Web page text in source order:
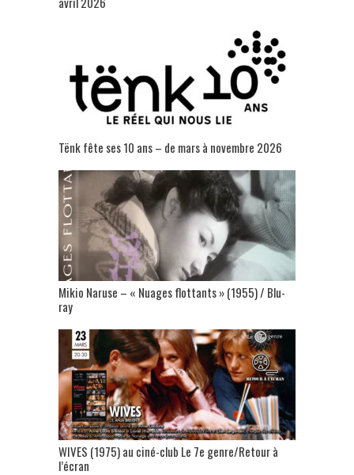
Tënk fête ses 10 ans – de mars à novembre 2026
Mikio Naruse – « Nuages flottants » (1955) / Blu-
ray
WIVES (1975) au ciné-club Le 7e genre/Retour à
l’écran